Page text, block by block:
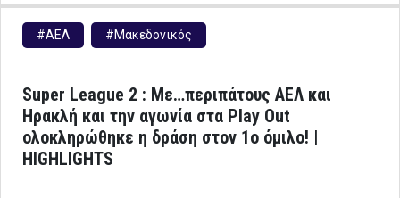
#ΑΕΛ #Μακεδονικός
Super League 2 : Με…περιπάτους ΑΕΛ και
Ηρακλή και την αγωνία στα Play Out
ολοκληρώθηκε η δράση στον 1ο όμιλο! |
HIGHLIGHTS